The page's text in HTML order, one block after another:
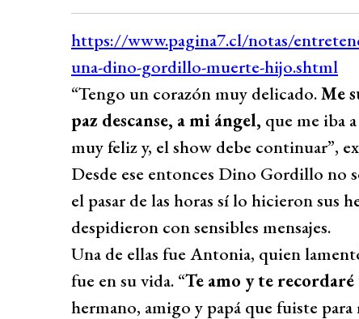
“Tengo un corazón muy delicado.Me
paz descanse, a mi ángel, que me iba
muy feliz y, el show debe continuar”,
Desde ese entonces Dino Gordillo no
el pasar de las horas sí lo hicieron sus
despidieron con sensibles mensajes.
Una de ellas fue Antonia, quien
fue en su vida. “Te amo y te
hermano, amigo y papá que fuiste